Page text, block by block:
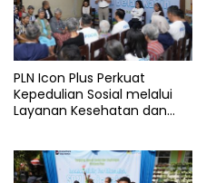
PLN Icon Plus Perkuat
Kepedulian Sosial melalui
Layanan Kesehatan dan